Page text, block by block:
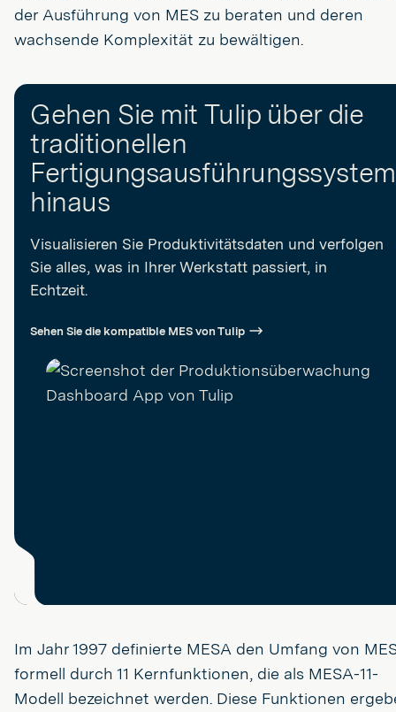
der Ausführung von MES zu beraten und deren
wachsende Komplexität zu bewältigen.
Gehen Sie mit Tulip über die
traditionellen
hinaus
Visualisieren Sie Produktivitätsdaten und verfolgen
Sie alles, was in Ihrer Werkstatt passiert, in
Echtzeit.
Sehen Sie die kompatible MES von Tulip
Im Jahr 1997 definierte MESA den Umfang von
formell durch 11 Kernfunktionen, die als MESA-11-
Modell bezeichnet werden. Diese Funktionen